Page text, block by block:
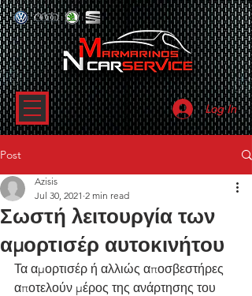
Log In
Post
Σωστή λειτουργία των
αμορτισέρ αυτοκινήτου
Azisis
Jul 30, 2021 2 min read
Τα αμορτισέρ ή αλλιώς αποσβεστήρες
αποτελούν μέρος της ανάρτησης του